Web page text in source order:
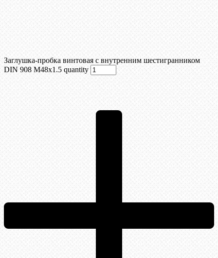
Заглушка-пробка винтовая с внутренним шестигранником
DIN 908 М48х1.5 quantity